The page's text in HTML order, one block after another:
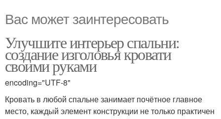
Вас может заинтересовать
Улучшите интерьер спальни:
создание изголовья кровати
своими руками
encoding="UTF-8"
Кровать в любой спальне занимает почётное главное
место, каждый элемент конструкции не только практичен